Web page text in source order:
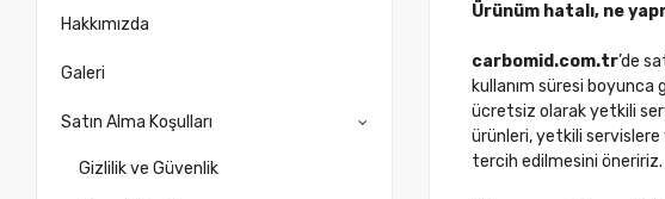
Hakkımızda
Galeri
Satın Alma Koşulları
Gizlilik ve Güvenlik
Ürünüm hatalı, ne
carbomid.com.tr’de
kullanım süresi
ücretsiz olarak yetkili
ürünleri, yetkili servislere
tercih edilmesini öneririz.